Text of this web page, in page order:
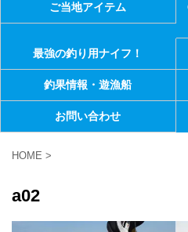
ご当地アイテム
最強の釣り用ナイフ！
釣果情報・遊漁船
お問い合わせ
HOME >
a02